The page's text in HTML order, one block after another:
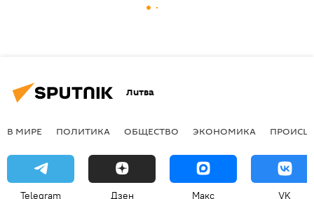
Литва
В МИРЕ ПОЛИТИКА ОБЩЕСТВО ЭКОНОМИКА
Telegram Дзен Макс VK